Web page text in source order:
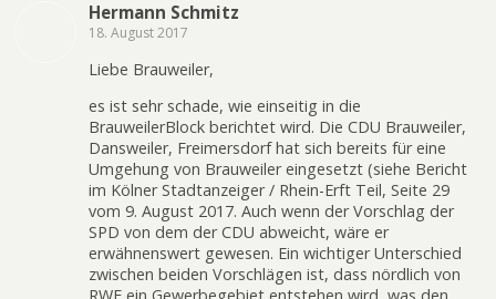
Hermann Schmitz
18. August 2017
Liebe Brauweiler,
es ist sehr schade, wie einseitig in die
BrauweilerBlock berichtet wird. Die CDU Brauweiler,
Dansweiler, Freimersdorf hat sich bereits für eine
Umgehung von Brauweiler eingesetzt (siehe Bericht
im Kölner Stadtanzeiger / Rhein-Erft Teil, Seite 29
vom 9. August 2017. Auch wenn der Vorschlag der
SPD von dem der CDU abweicht, wäre er
erwähnenswert gewesen. Ein wichtiger Unterschied
zwischen beiden Vorschlägen ist, dass nördlich von